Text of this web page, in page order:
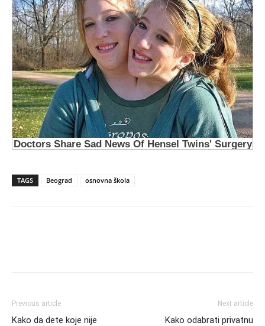
TAGS Beograd osnovna škola
Previous article
Kako da dete koje nije
Next article
Kako odabrati privatnu